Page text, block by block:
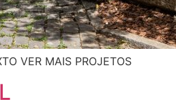
VER MAIS PROJETOS